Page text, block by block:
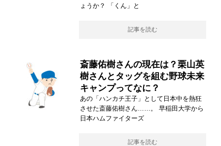
ょうか？ 「くん」と
記事を読む
斎藤佑樹さんの現在は？栗山英
樹さんとタッグを組む野球未来
キャンプってなに？
あの「ハンカチ王子」として日本中を熱狂
させた斎藤佑樹さん……。 早稲田大学から
日本ハムファイターズ
記事を読む